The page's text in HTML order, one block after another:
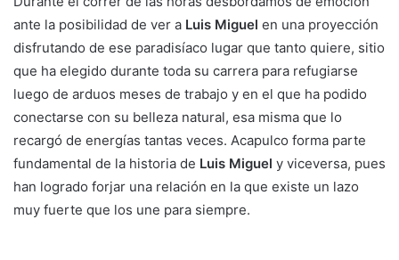
ante la posibilidad de ver a Luis Miguel en una proyección
disfrutando de ese paradisíaco lugar que tanto quiere, sitio
que ha elegido durante toda su carrera para refugiarse
luego de arduos meses de trabajo y en el que ha podido
conectarse con su belleza natural, esa misma que lo
recargó de energías tantas veces. Acapulco forma parte
fundamental de la historia de Luis Miguel y viceversa, pues
han logrado forjar una relación en la que existe un lazo
muy fuerte que los une para siempre.